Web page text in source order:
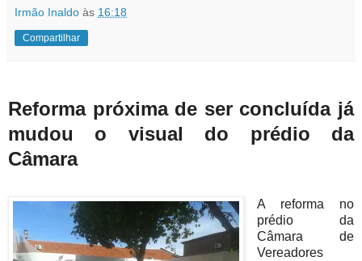
Irmão Inaldo às 16:18
Compartilhar
Reforma próxima de ser concluída já
mudou o visual do prédio da
Câmara
A reforma no
prédio da
Câmara de
Vereadores